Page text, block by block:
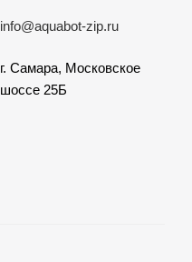
info@aquabot-zip.ru
г. Самара, Московское
шоссе 25Б